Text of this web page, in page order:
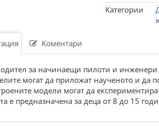
Категории
Коментари
за начинаещи пилоти и инженери
могат да приложат наученото и да
модели могат да
е предназначена за деца от 8 до 15